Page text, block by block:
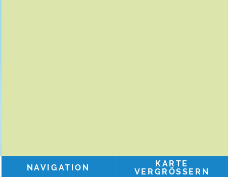
NAVIGATION
KARTE
VERGRÖSSERN